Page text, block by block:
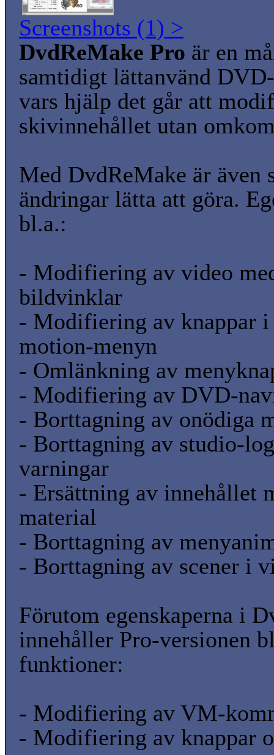
Screenshots (1) >
DvdReMake Pro är en
samtidigt lättanvänd
vars hjälp det går att
skivinnehållet utan
Med DvdReMake är även
ändringar lätta att göra.
bl.a.:
- Modifiering av video
bildvinklar
- Modifiering av knappar
motion-menyn
- Omlänkning av
- Modifiering av DVD-
- Borttagning av onödiga
- Borttagning av studio-
varningar
- Ersättning av innehållet
material
- Borttagning av
- Borttagning av scener i
Förutom egenskaperna i
innehåller Pro-versionen
funktioner:
- Modifiering av VM-
- Modifiering av knappar